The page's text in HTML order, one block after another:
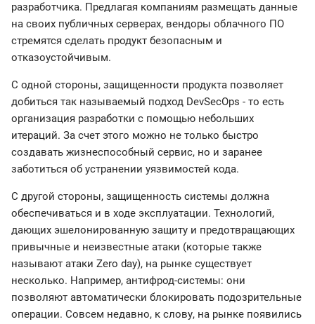
разработчика. Предлагая компаниям размещать данные
на своих публичных серверах, вендоры облачного ПО
стремятся сделать продукт безопасным и
отказоустойчивым.
С одной стороны, защищенности продукта позволяет
добиться так называемый подход DevSecOps - то есть
организация разработки с помощью небольших
итераций. За счет этого можно не только быстро
создавать жизнеспособный сервис, но и заранее
заботиться об устранении уязвимостей кода.
С другой стороны, защищенность системы должна
обеспечиваться и в ходе эксплуатации. Технологий,
дающих эшелонированную защиту и предотвращающих
привычные и неизвестные атаки (которые также
называют атаки Zero day), на рынке существует
несколько. Например, антифрод-системы: они
позволяют автоматически блокировать подозрительные
операции. Совсем недавно, к слову, на рынке появились